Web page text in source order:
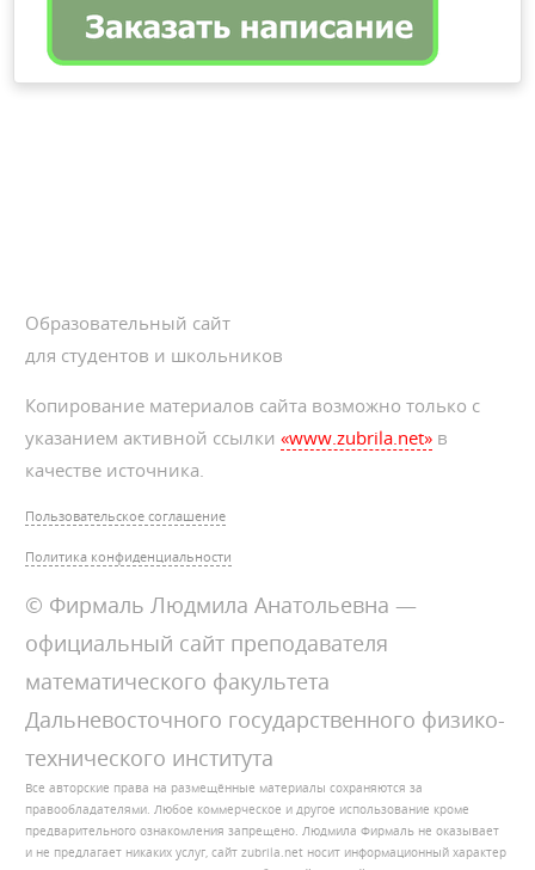
Образовательный сайт
для студентов и школьников
Копирование материалов сайта возможно только с
указанием активной ссылки«www.zubrila.net» в
качестве источника.
Пользовательское соглашение
Политика конфиденциальности
© Фирмаль Людмила Анатольевна —
официальный сайт преподавателя
математического факультета
Дальневосточного государственного физико-
технического института
Все авторские права на размещённые материалы сохраняются за
правообладателями. Любое коммерческое и другое использование кроме
предварительного ознакомления запрещено. Людмила Фирмаль не оказывает
и не предлагает никаких услуг, сайт zubrila.net носит информационный характер